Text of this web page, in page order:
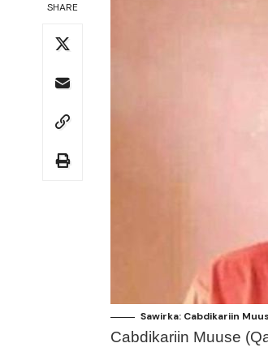
SHARE
Sawirka: Cabdikariin
Cabdikariin Muuse